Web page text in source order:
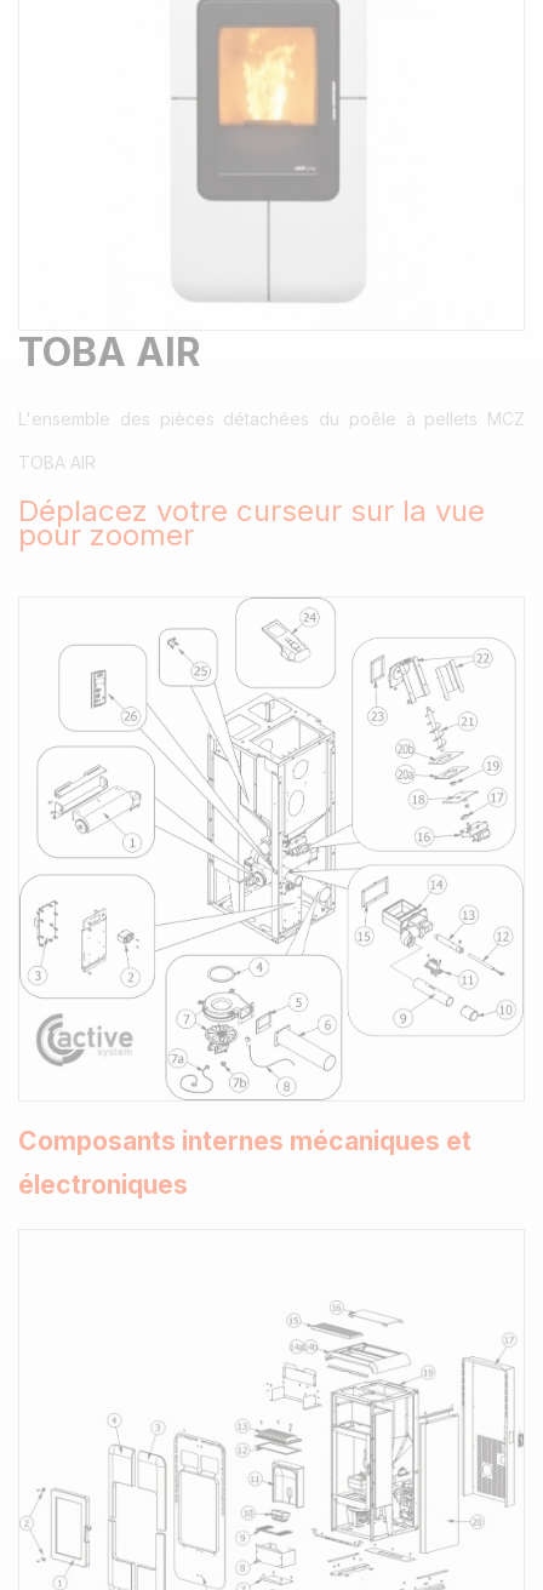
TOBA AIR
L'ensemble des pièces détachées du poêle à pellets MCZ
TOBA AIR
Déplacez votre curseur sur la vue
pour zoomer
Composants internes mécaniques et
électroniques